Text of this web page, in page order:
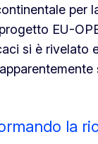
per
EU-
si è rivelato
la